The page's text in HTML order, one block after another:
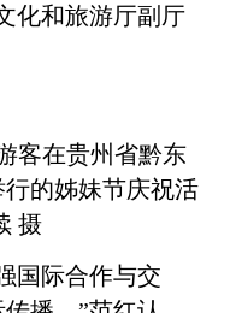
化和旅游厅副厅
客在贵州省黔东
的姊妹节庆祝活
摄
际合作与交